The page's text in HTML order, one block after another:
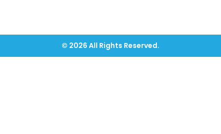
© 2026 All Rights Reserved.